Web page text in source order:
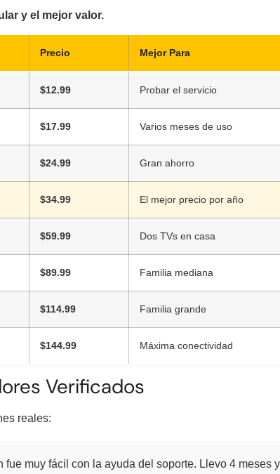
y el mejor valor.
Precio Mejor Para
$12.99 Probar el servicio
$17.99 Varios meses de uso
$24.99 Gran ahorro
$34.99 El mejor precio por año
$59.99 Dos TVs en casa
$89.99 Familia mediana
$114.99 Familia grande
$144.99 Máxima conectividad
Verificados
reales:
muy fácil con la ayuda del soporte. Llevo 4 meses y